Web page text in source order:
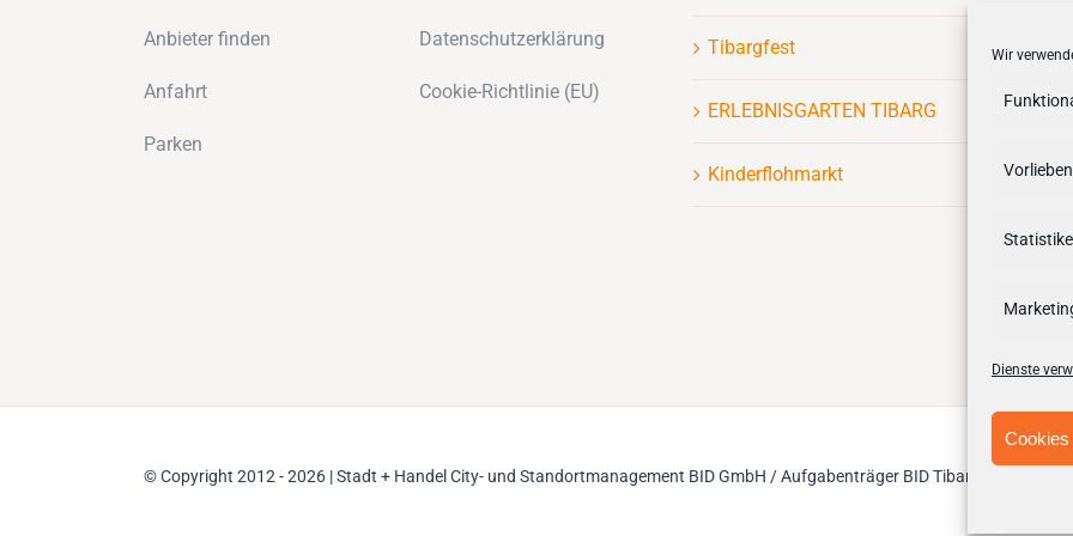
Wir
Vorlieben
Dienste
Anbieter finden
Anfahrt
Parken
Datenschutzerklärung
Cookie-Richtlinie (EU)
Tibargfest
ERLEBNISGARTEN TIBARG
Kinderflohmarkt
© Copyright 2012 - 2026 | Stadt + Handel City- und Standortmanagement BID GmbH / Aufgabenträger BID Tibarg III |